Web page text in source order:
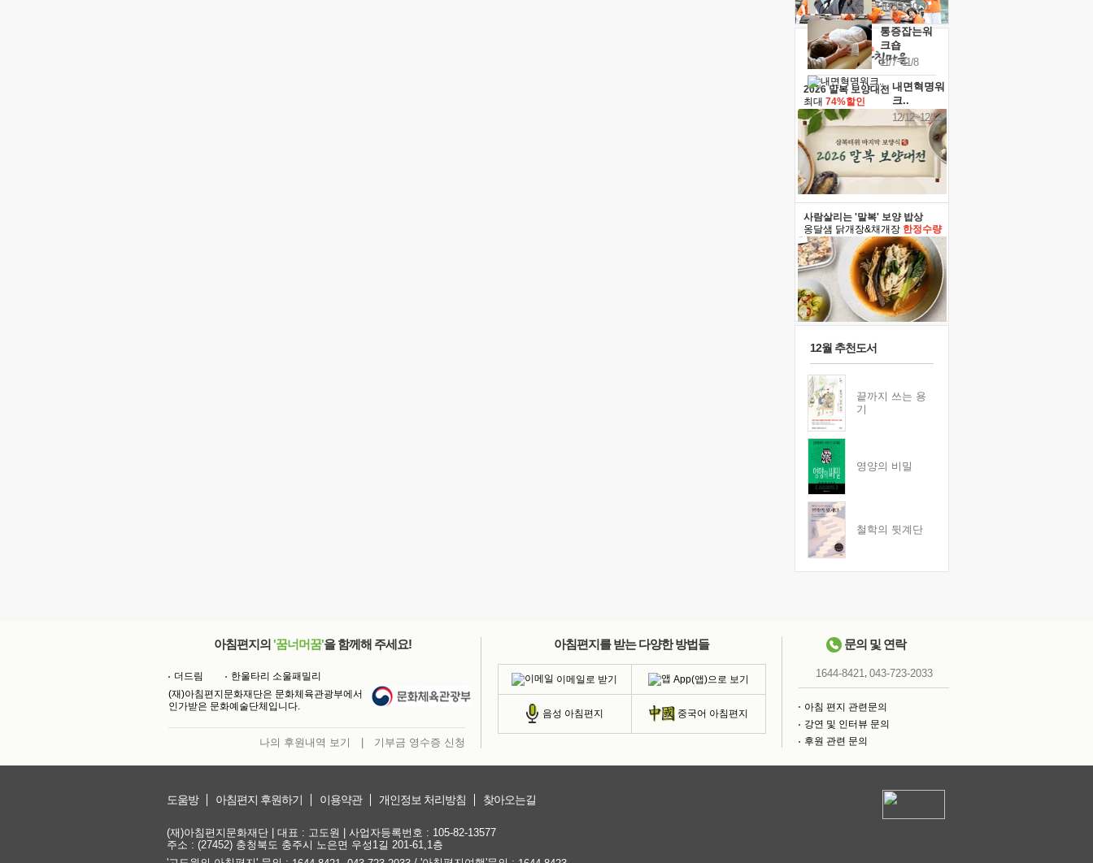
10/30~10/31
통증잡는워
크숍
11/7~11/8
내면혁명워
크..
12/12~12/13
2026 말복 보양대전
최대 74%할인
사람살리는 '말복' 보양 밥상
옹달샘 닭개장&채개장 한정수량
12월 추천도서
끝까지 쓰는 용
기
영양의 비밀
철학의 뒷계단
아침편지의 '꿈너머꿈'을 함께해 주세요!
더드림
한울타리 소울패밀리
(재)아침편지문화재단은 문화체육관광부에서
인가받은 문화예술단체입니다.
나의 후원내역 보기 기부금 영수증 신청
아침편지를 받는 다양한 방법들
이메일로 받기 App(앱)으로 보기
음성 아침편지 중국어 아침편지
문의 및 연락
1644-8421, 043-723-2033
아침 편지 관련문의
강연 및 인터뷰 문의
후원 관련 문의
도움방 아침편지 후원하기 이용약관 개인정보 처리방침 찾아오는길
(재)아침편지문화재단 | 대표 : 고도원 | 사업자등록번호 : 105-82-13577
주소 : (27452) 충청북도 충주시 노은면 우성1길 201-61,1층